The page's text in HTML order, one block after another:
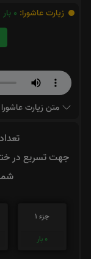
زیارت عاشورا: 0 بار
متن زیارت عاشورا
جهت تسریع در
جزء 1
0 بار